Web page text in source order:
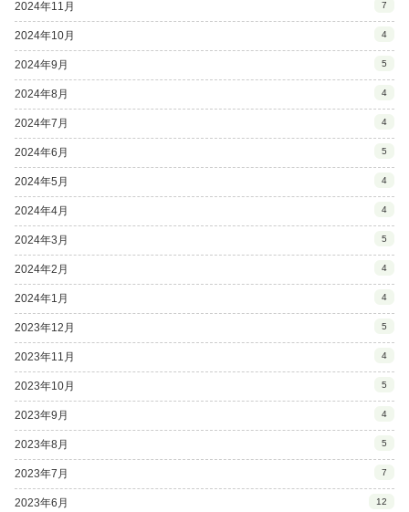
2024年11月 7
2024年10月 4
2024年9月 5
2024年8月 4
2024年7月 4
2024年6月 5
2024年5月 4
2024年4月 4
2024年3月 5
2024年2月 4
2024年1月 4
2023年12月 5
2023年11月 4
2023年10月 5
2023年9月 4
2023年8月 5
2023年7月 7
2023年6月 12